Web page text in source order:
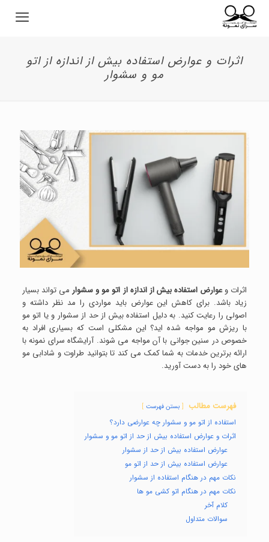
اثرات و عوارض استفاده بیش از اندازه از اتو
مو و سشوار
اثرات وعوارض استفاده بیش از اندازه از اتو مو و سشوارمی تواند بسیار
زیاد باشد. برای کاهش این عوارض باید مواردی را مد نظر داشته و
اصولی را رعایت کنید. به دلیل استفاده بیش از حد از سشوار و یا اتو مو
با ریزش مو مواجه شده اید؟ این مشکلی است که بسیاری افراد به
خصوص در سنین جوانی با آن مواجه می شوند. آرایشگاه سرای نمونه با
ارائه برترین خدمات به شما کمک می کند تا بتوانید طراوت و شادابی مو
های خود را به دست آورید.
فهرست مطالب بستن فهرست
استفاده از اتو مو و سشوار چه عوارضی دارد؟
اثرات و عوارض استفاده بیش از حد از اتو مو و سشوار
عوارض استفاده بیش از حد از سشوار
عوارض استفاده بیش از حد از اتو مو
نکات مهم در هنگام استفاده از سشوار
نکات مهم در هنگام اتو کشی مو ها
کلام آخر
سوالات متداول